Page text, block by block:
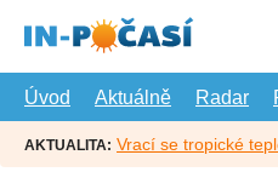
hlavní
Úvod
Aktuálně Radar
AKTUALITA: Vrací se tropické